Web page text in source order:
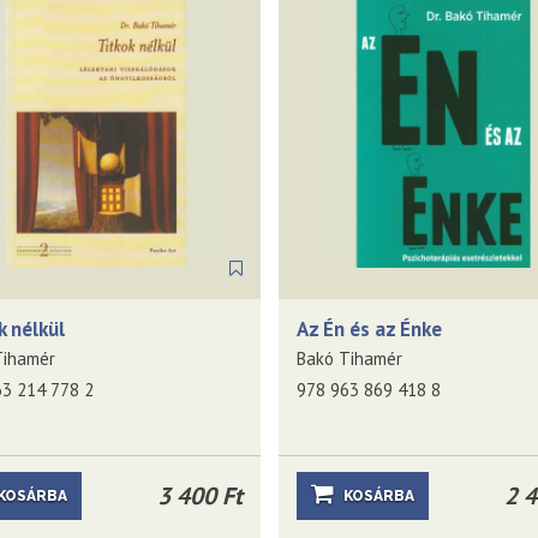
nélkül
214 778 2
3 400 Ft
Az Én és az Énke
Bakó Tihamér
978 963 869 418 8
2
KOSÁRBA